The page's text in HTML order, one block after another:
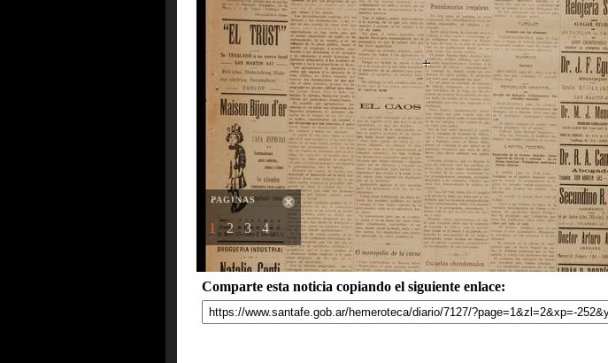
PAGINAS
1 2 3 4
Comparte esta noticia copiando el siguiente enlace: